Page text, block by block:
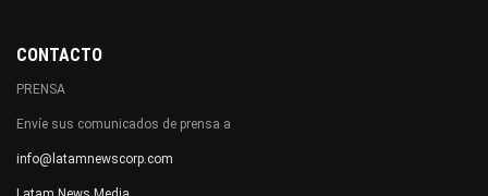
CONTACTO
PRENSA
Envíe sus comunicados de prensa a
info@latamnewscorp.com